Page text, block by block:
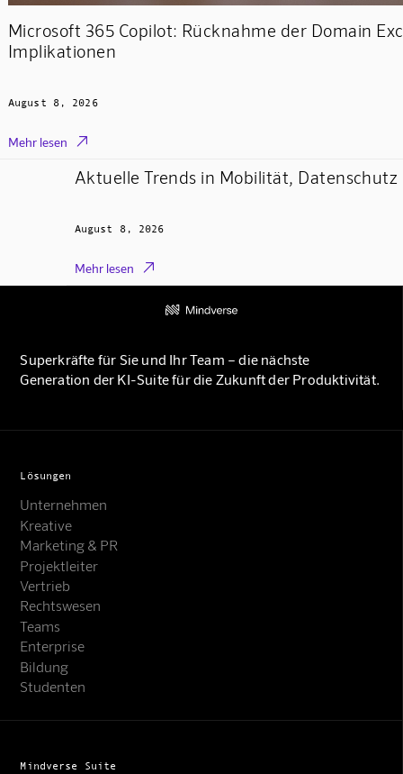
Microsoft 365 Copilot: Rücknahme der Domain
Implikationen
August 8, 2026
Mehr lesen 
Aktuelle Trends in Mobilität,
August 8, 2026
Mehr lesen 
Superkräfte für Sie und Ihr Team – die nächste
Generation der KI-Suite für die Zukunft der Produktivität.
Lösungen
Unternehmen
Kreative
Marketing & PR
Projektleiter
Vertrieb
Rechtswesen
Teams
Enterprise
Bildung
Studenten
Mindverse Suite